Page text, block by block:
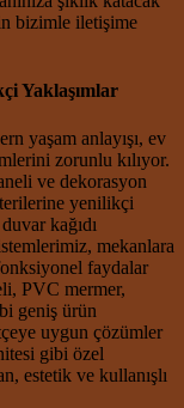
bizimle iletişime
Yaklaşımlar
yaşam anlayışı, ev
zorunlu kılıyor.
ve dekorasyon
yenilikçi
kağıdı
mekanlara
faydalar
PVC mermer,
geniş ürün
uygun çözümler
gibi özel
estetik ve kullanışlı